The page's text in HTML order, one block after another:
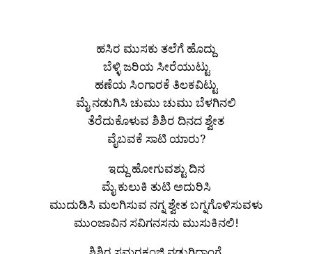
ಹಸಿರ ಮುಸಕು ತಲೆಗೆ ಹೊದ್ದು
ಬೆಳ್ಳಿ ಜರಿಯ ಸೀರೆಯುಟ್ಟು
ಹಣೆಯ ಸಿಂಗಾರಕೆ ತಿಲಕವಿಟ್ಟು
ಮೈ ನಡುಗಿಸಿ ಚುಮು ಚುಮು ಬೆಳಗಿನಲಿ
ತೆರೆದುಕೊಳುವ ಶಿಶಿರ ದಿನದ ಶ್ವೇತ
ವೈಬವಕೆ ಸಾಟಿ ಯಾರು?
ಇದ್ದು ಹೋಗುವಶ್ಟು ದಿನ
ಮೈ ಕುಲುಕಿ ತುಟಿ ಅದುರಿಸಿ
ಮುದುಡಿಸಿ ಮಲಗಿಸುವ ನಗ್ನ ಶ್ವೇತ ಬಗ್ನಗೊಳಿಸುವಳು
ಮುಂಜಾವಿನ ಸವಿಗನಸನು ಮುಸುಕಿನಲಿ!